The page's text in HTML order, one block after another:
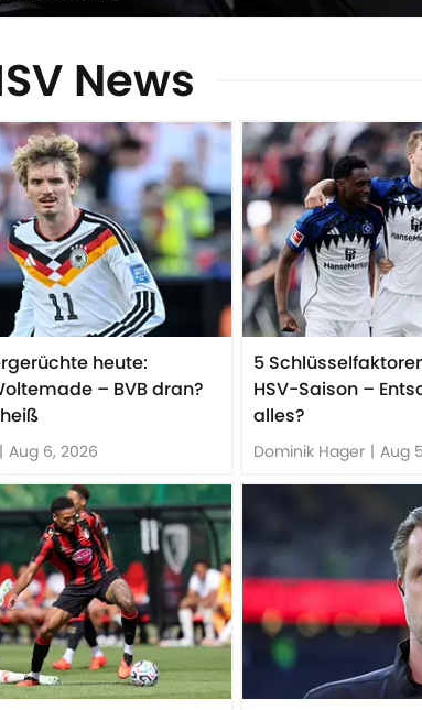
News
heute:
– BVB dran?
| Aug 6, 2026
5
HSV-Saison –
alles?
Dominik Hager | Aug